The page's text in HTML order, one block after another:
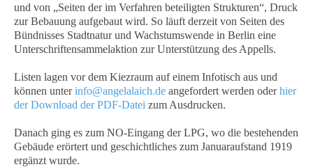
und von „Seiten der im Verfahren beteiligten Strukturen“, Druck
zur Bebauung aufgebaut wird. So läuft derzeit von Seiten des
Bündnisses Stadtnatur und Wachstumswende in Berlin eine
Unterschriftensammelaktion zur Unterstützung des Appells.
Listen lagen vor dem Kiezraum auf einem Infotisch aus und
können unterinfo@angelalaich.de angefordert werden oderhier
der Download der PDF-Datei zum Ausdrucken.
Danach ging es zum NO-Eingang der LPG, wo die bestehenden
Gebäude erörtert und geschichtliches zum Januaraufstand 1919
ergänzt wurde.